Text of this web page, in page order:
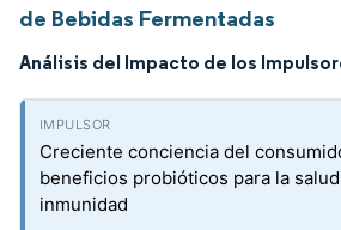
de Bebidas Fermentadas
Análisis del Impacto de los
Creciente conciencia del
beneficios probióticos para la
inmunidad